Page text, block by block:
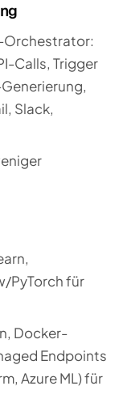
Calls, Trigger
Slack,
PyTorch für
Docker-
Endpoints
Azure ML) für